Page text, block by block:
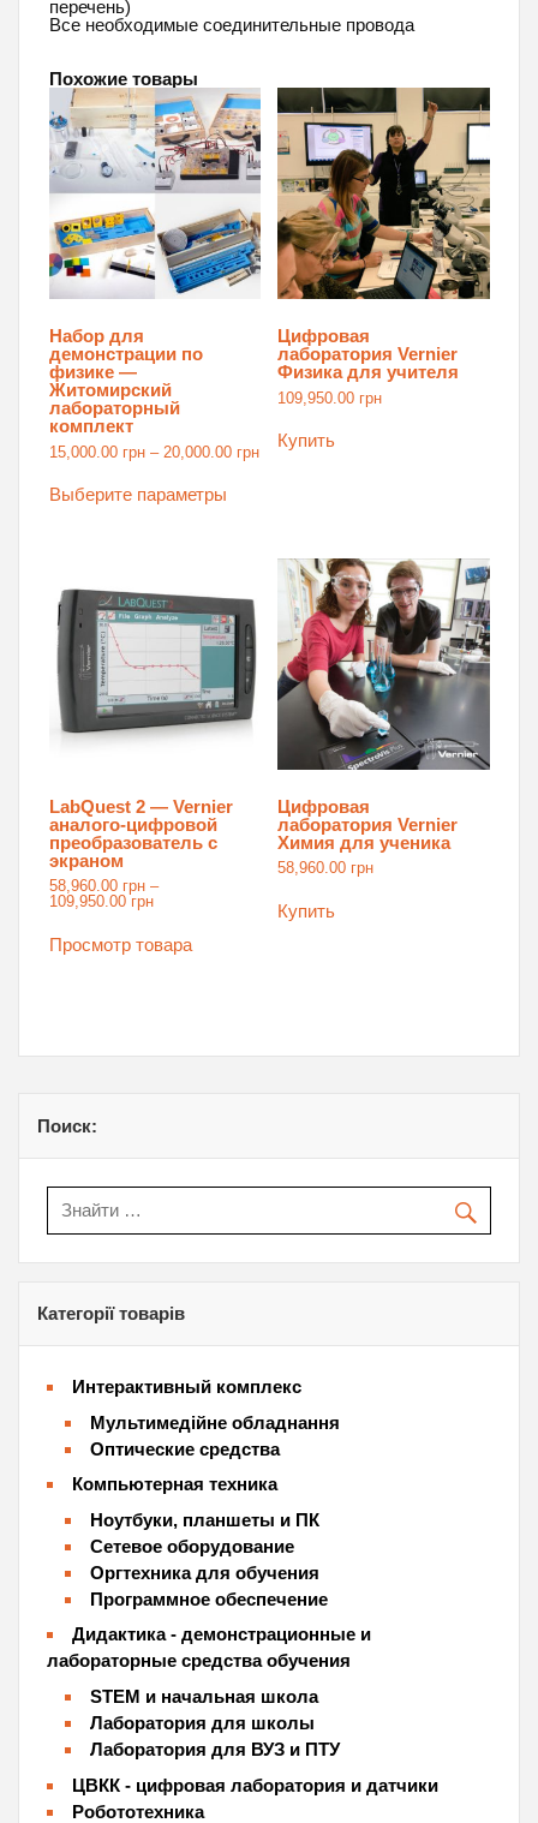
перечень)
Все необходимые соединительные провода
Похожие товары
Набор для
демонстрации по
физике —
Житомирский
лабораторный
комплект
15,000.00 грн – 20,000.00 грнДиапазон
Выберите параметрытовар
Опции
выбрать
на
странице
товара.
Цифровая
лаборатория Vernier
Физика для учителя
109,950.00 грн
Купить
LabQuest 2 — Vernier
аналого-цифровой
преобразователь с
экраном
58,960.00 грн –
109,950.00 грнДиапазон
–
Просмотр товара
Цифровая
лаборатория Vernier
Химия для ученика
58,960.00 грн
Купить
Поиск:
Категорії товарів
Интерактивный комплекс
Мультимедійне обладнання
Оптические средства
Компьютерная техника
Ноутбуки, планшеты и ПК
Сетевое оборудование
Оргтехника для обучения
Программное обеспечение
Дидактика - демонстрационные и
лабораторные средства обучения
STEM и начальная школа
Лаборатория для школы
Лаборатория для ВУЗ и ПТУ
ЦВКК - цифровая лаборатория и датчики
Робототехника